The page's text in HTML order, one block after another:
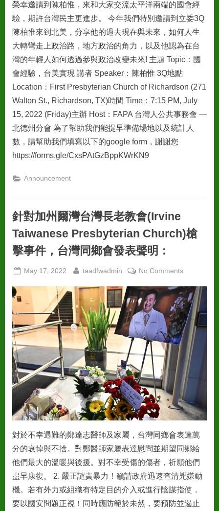
榮幸邀請到陳柏惟，來和大家交流太平洋兩端的國會經
驗，期許台灣民主更進步。 今年我們特別邀請到立委3Q
陳柏惟來到北美，分享他的過去現在與未來，如何人生
大轉彎走上政治路，地方政治的角力，以及他認為在台
灣的年輕人如何透過參與政治改變未來! 主題 Topic：國
會經驗，台美實現 講者 Speaker：陳柏惟 3Q地點
Location：First Presbyterian Church of Richardson (271
Walton St., Richardson, TX)時間 Time：7:15 PM, July
15, 2022 (Friday)主辦 Host：FAPA 台灣人公共事務會 —
北德州分會 為了幫助我們能提早準備場地以及統計人
數，請幫助我們填寫以下的google form，謝謝您
https://forms.gle/CxsPAtGzBppKWrKN9
Announcement
針對加州爾灣台灣長老教會(Irvine
Taiwanese Presbyterian Church)槍
擊事件，台灣同鄉會發表聲明：
Posted
May 17, 2022 By
taadfwadmin No Commentson
對
加
州
爾
灣
台
灣
長
老
教
會
(Irvine
Church)
槍
擊
件，
台
對於不幸遇難的鄭達志醫師及家屬，台灣同鄉會表達萬
分的哀悼與不捨。對鄭醫師家屬表達慰問並期望同鄉給
他們最大的溫暖與後援。對不幸受傷的傷者，祈願他們
盡早康復。 2. 嚴正譴責暴力！籲請政府迅速查清兇嫌動
機。若有外力或組織有特定目的介入或進行陰謀指使，
要以國安問題正視！同時應防範於未然，要預防並遏止